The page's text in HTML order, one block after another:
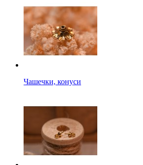
Чашечки, конуси